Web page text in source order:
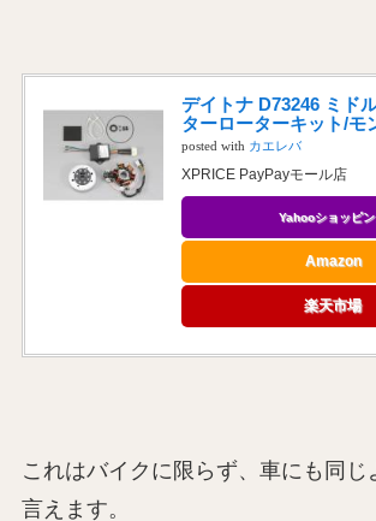
デイトナ D73246 ミド
ターローターキット/モ
posted with カエレバ
XPRICE PayPayモール店
Yahooショッピ
Amazon
楽天市場
これはバイクに限らず、車にも同じ
言えます。